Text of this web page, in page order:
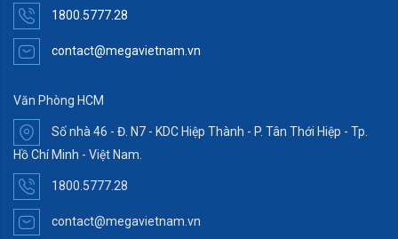
1800.5777.28
contact@megavietnam.vn
Văn Phòng HCM
Số nhà 46 - Đ. N7 - KDC Hiệp Thành - P. Tân Thới Hiệp - Tp.
Hồ Chí Minh - Việt Nam.
1800.5777.28
contact@megavietnam.vn